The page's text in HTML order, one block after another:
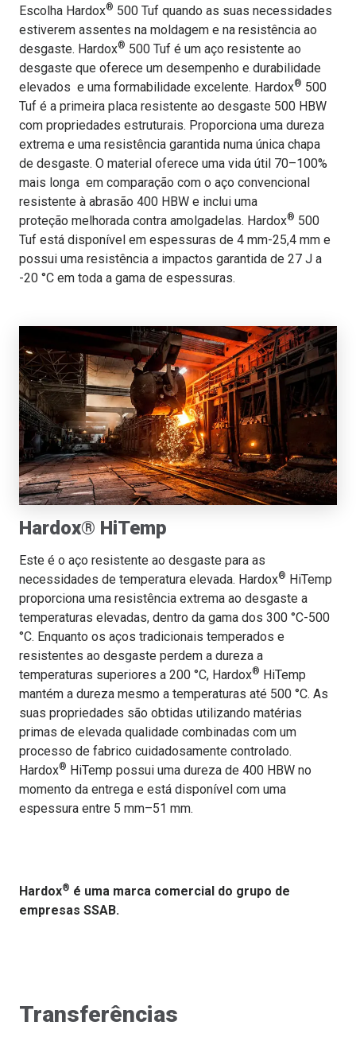
Escolha Hardox® 500 Tuf quando as suas necessidades
estiverem assentes na moldagem e na resistência ao
desgaste. Hardox® 500 Tuf é um aço resistente ao
desgaste que oferece um desempenho e durabilidade
elevados e uma formabilidade excelente. Hardox® 500
Tuf é a primeira placa resistente ao desgaste 500 HBW
com propriedades estruturais. Proporciona uma dureza
extrema e uma resistência garantida numa única chapa
de desgaste. O material oferece uma vida útil 70–100%
mais longa em comparação com o aço convencional
resistente à abrasão 400 HBW e inclui uma
proteção melhorada contra amolgadelas. Hardox® 500
Tuf está disponível em espessuras de 4 mm-25,4 mm e
possui uma resistência a impactos garantida de 27 J a
-20 °C em toda a gama de espessuras.
Hardox® HiTemp
Este é o aço resistente ao desgaste para as
necessidades de temperatura elevada. Hardox® HiTemp
proporciona uma resistência extrema ao desgaste a
temperaturas elevadas, dentro da gama dos 300 °C-500
°C. Enquanto os aços tradicionais temperados e
resistentes ao desgaste perdem a dureza a
temperaturas superiores a 200 °C, Hardox® HiTemp
mantém a dureza mesmo a temperaturas até 500 °C. As
suas propriedades são obtidas utilizando matérias
primas de elevada qualidade combinadas com um
processo de fabrico cuidadosamente controlado.
Hardox® HiTemp possui uma dureza de 400 HBW no
momento da entrega e está disponível com uma
espessura entre 5 mm–51 mm.
Hardox® é uma marca comercial do grupo de
empresas SSAB.
Transferências